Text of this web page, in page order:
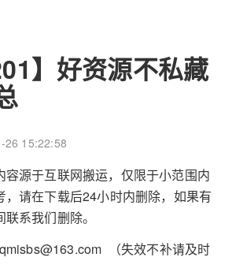
】好资源不私藏
26 15:22:58
容源于互联网搬运，仅限于小范围内
，请在下载后24小时内删除，如果有
系我们删除。
（失效不补请及时